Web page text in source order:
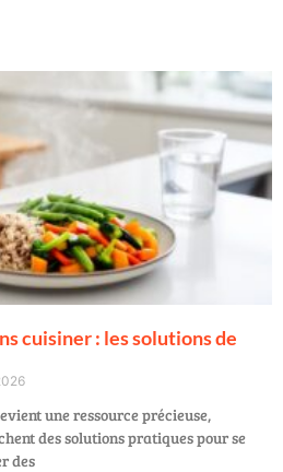
cuisiner : les solutions de
une ressource précieuse,
des solutions pratiques pour se
des